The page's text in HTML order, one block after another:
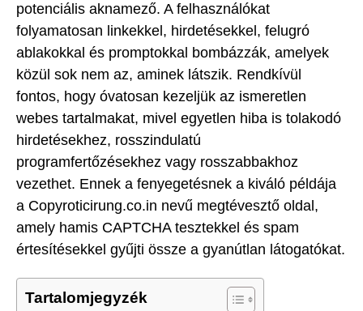
potenciális aknamező. A felhasználókat
folyamatosan linkekkel, hirdetésekkel, felugró
ablakokkal és promptokkal bombázzák, amelyek
közül sok nem az, aminek látszik. Rendkívül
fontos, hogy óvatosan kezeljük az ismeretlen
webes tartalmakat, mivel egyetlen hiba is tolakodó
hirdetésekhez, rosszindulatú
programfertőzésekhez vagy rosszabbakhoz
vezethet. Ennek a fenyegetésnek a kiváló példája
a Copyroticirung.co.in nevű megtévesztő oldal,
amely hamis CAPTCHA tesztekkel és spam
értesítésekkel gyűjti össze a gyanútlan látogatókat.
Tartalomjegyzék